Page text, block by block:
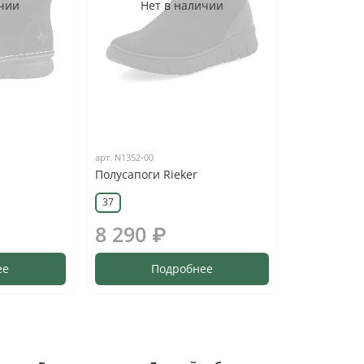
Нет в наличии
арт. N1352-00
Полусапоги Rieker
37
8 290 ₽
Подробнее